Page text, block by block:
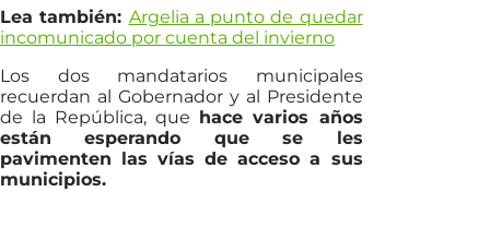
Lea también: Argelia a punto de quedar
incomunicado por cuenta del invierno
Los dos mandatarios municipales
recuerdan al Gobernador y al Presidente
de la República, que hace varios años
están esperando que se les
pavimenten las vías de acceso a sus
municipios.